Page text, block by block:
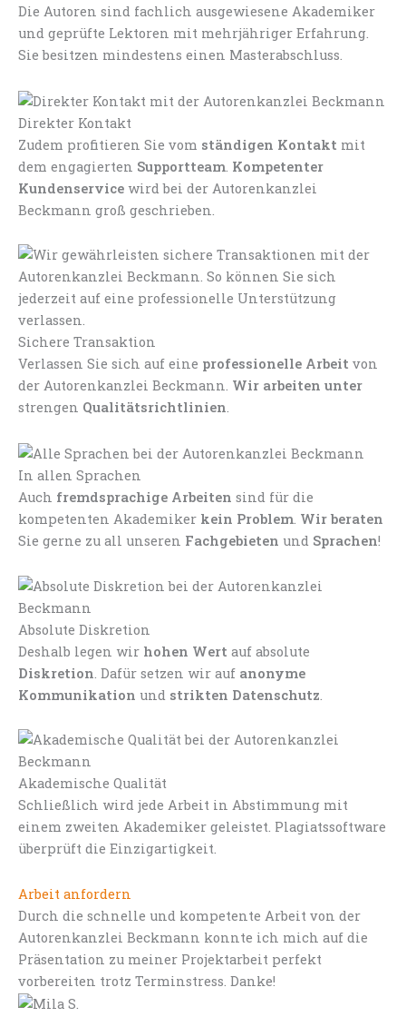
Die Autoren sind fachlich ausgewiesene Akademiker
und geprüfte Lektoren mit mehrjähriger Erfahrung.
Sie besitzen mindestens einen Masterabschluss.
Direkter Kontakt
Zudem profitieren Sie vom ständigen Kontakt mit
dem engagierten Supportteam. Kompetenter
Kundenservice wird bei der Autorenkanzlei
Beckmann groß geschrieben.
Sichere Transaktion
Verlassen Sie sich auf eine professionelle Arbeit von
der Autorenkanzlei Beckmann. Wir arbeiten unter
strengen Qualitätsrichtlinien.
In allen Sprachen
Auch fremdsprachige Arbeiten sind für die
kompetenten Akademiker kein Problem. Wir beraten
Sie gerne zu all unseren Fachgebieten und Sprachen!
Absolute Diskretion
Deshalb legen wir hohen Wert auf absolute
Diskretion . Dafür setzen wir auf anonyme
Kommunikation und strikten Datenschutz
Akademische Qualität
Schließlich wird jede Arbeit in Abstimmung mit
einem zweiten Akademiker geleistet. Plagiatssoftware
überprüft die Einzigartigkeit.
Arbeit anfordern
Durch die schnelle und kompetente Arbeit von der
Autorenkanzlei Beckmann konnte ich mich auf die
Präsentation zu meiner Projektarbeit perfekt
vorbereiten trotz Terminstress. Danke!